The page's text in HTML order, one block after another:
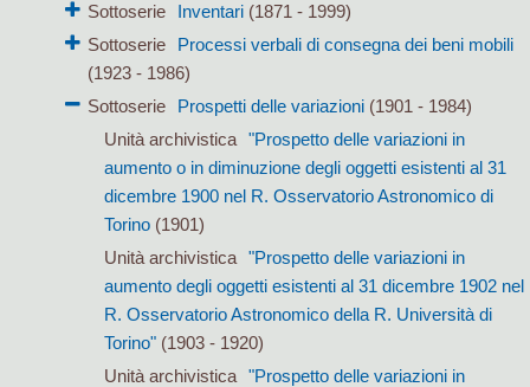
Sottoserie
Inventari (1871 - 1999)
Sottoserie
Processi verbali di consegna dei beni mobili
(1923 - 1986)
Sottoserie
Prospetti delle variazioni (1901 - 1984)
Unità archivistica
"Prospetto delle variazioni in
aumento o in diminuzione degli oggetti esistenti al 31
dicembre 1900 nel R. Osservatorio Astronomico di
Torino(1901)
Unità archivistica
"Prospetto delle variazioni in
aumento degli oggetti esistenti al 31 dicembre 1902 nel
R. Osservatorio Astronomico della R. Università di
Torino"(1903 - 1920)
Unità archivistica
"Prospetto delle variazioni in